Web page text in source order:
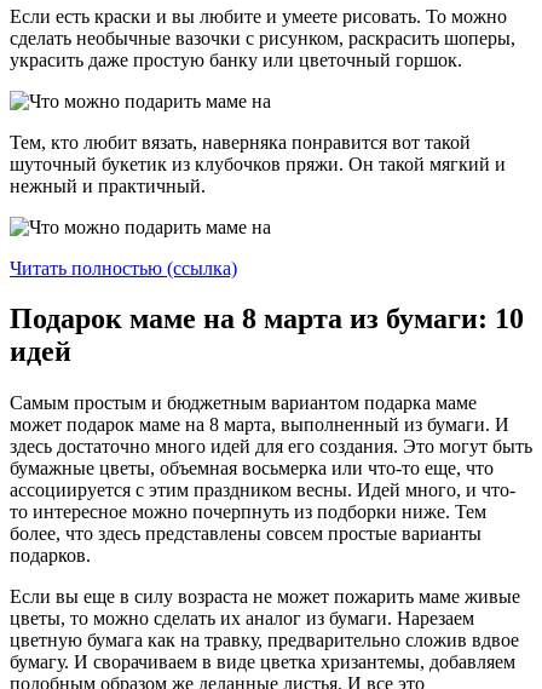
Если есть краски и вы любите и умеете рисовать. То можно
сделать необычные вазочки с рисунком, раскрасить шоперы,
украсить даже простую банку или цветочный горшок.
Тем, кто любит вязать, наверняка понравится вот такой
шуточный букетик из клубочков пряжи. Он такой мягкий и
нежный и практичный.
Читать полностью (ссылка)
Подарок маме на 8 марта из бумаги: 10
идей
Самым простым и бюджетным вариантом подарка маме
может подарок маме на 8 марта, выполненный из бумаги. И
здесь достаточно много идей для его создания. Это могут быть
бумажные цветы, объемная восьмерка или что-то еще, что
ассоциируется с этим праздником весны. Идей много, и что-
то интересное можно почерпнуть из подборки ниже. Тем
более, что здесь представлены совсем простые варианты
подарков.
Если вы еще в силу возраста не может пожарить маме живые
цветы, то можно сделать их аналог из бумаги. Нарезаем
цветную бумага как на травку, предварительно сложив вдвое
бумагу. И сворачиваем в виде цветка хризантемы, добавляем
подобным образом же деланные листья. И все это